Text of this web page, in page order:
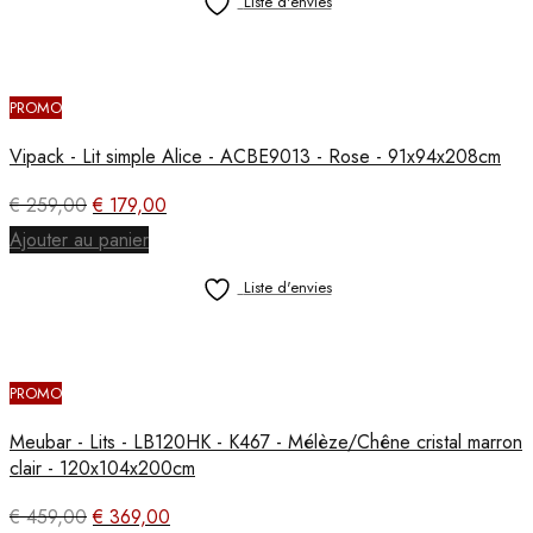
€ 389,00.
PROMO
Vipack - Lit simple Alice - ACBE9013 - Rose - 91x94x208cm
€259,00Le
prix
initial
€ 179,00
€ 179,00.
Ajouter au panier
Liste d'envies
PROMO
Meubar - Lits - LB120HK - K467 - Mélèze/Chêne cristal marron
clair - 120x104x200cm
€459,00Le
€ 369,00